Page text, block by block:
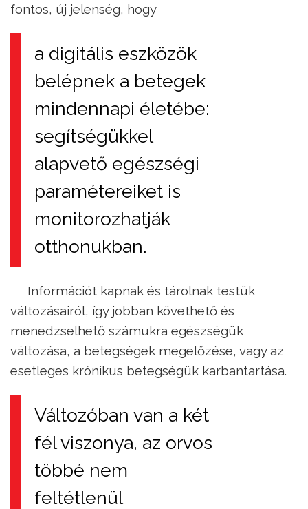
fontos, új jelenség, hogy
a digitális eszközök
belépnek a betegek
mindennapi életébe:
segítségükkel
alapvető egészségi
paramétereiket is
monitorozhatják
otthonukban.
Információt kapnak és tárolnak testük
változásairól, így jobban követhető és
menedzselhető számukra egészségük
változása, a betegségek megelőzése, vagy az
esetleges krónikus betegségük karbantartása.
Változóban van a két
fél viszonya, az orvos
többé nem
feltétlenül